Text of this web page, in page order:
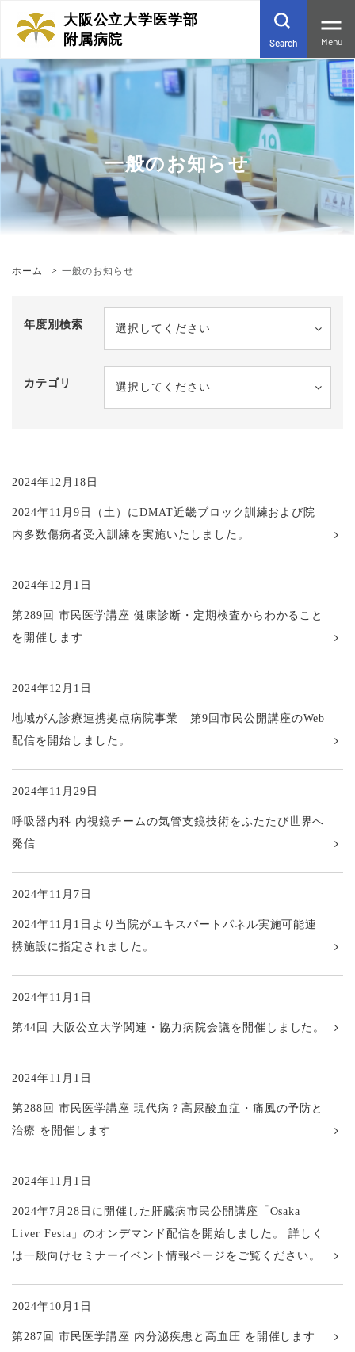
大阪公立大学医学部
附属病院
Search Menu
一般のお知らせ
ホーム 一般のお知らせ
年度別検索 選択してください
カテゴリ 選択してください
2024年12月18日
2024年11月9日（土）にDMAT近畿ブロック訓練および院
内多数傷病者受入訓練を実施いたしました。
2024年12月1日
第289回 市民医学講座 健康診断・定期検査からわかること
を開催します
2024年12月1日
地域がん診療連携拠点病院事業 第9回市民公開講座のWeb
配信を開始しました。
2024年11月29日
呼吸器内科 内視鏡チームの気管支鏡技術をふたたび世界へ
発信
2024年11月7日
2024年11月1日より当院がエキスパートパネル実施可能連
携施設に指定されました。
2024年11月1日
第44回 大阪公立大学関連・協力病院会議を開催しました。
2024年11月1日
第288回 市民医学講座 現代病？高尿酸血症・痛風の予防と
治療 を開催します
2024年11月1日
2024年7月28日に開催した肝臓病市民公開講座「Osaka
Liver Festa」のオンデマンド配信を開始しました。 詳しく
は一般向けセミナーイベント情報ページをご覧ください。
2024年10月1日
第287回 市民医学講座 内分泌疾患と高血圧 を開催します